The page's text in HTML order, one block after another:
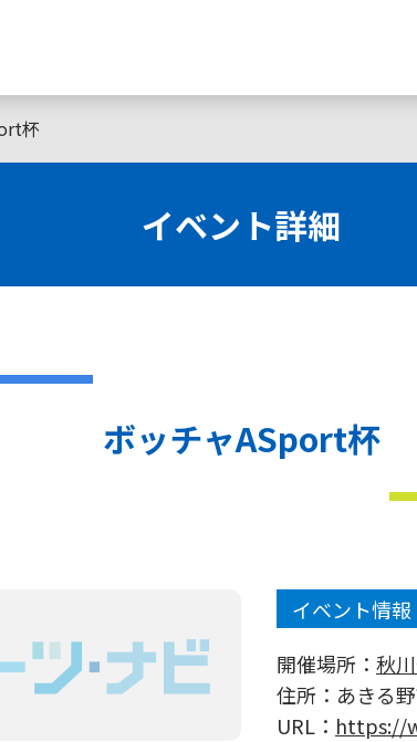
杯
イベント詳細
ボッチャASport杯
イベント情報
開催場所： 秋
住所： あきる
URL： https://